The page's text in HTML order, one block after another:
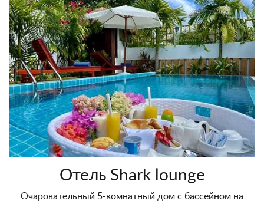
Отель Shark lounge
Очаровательный 5-комнатный дом с бассейном на